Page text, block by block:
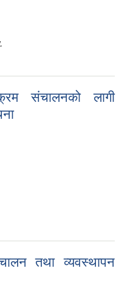
संचालनको लागी
तथा व्यवस्थापन